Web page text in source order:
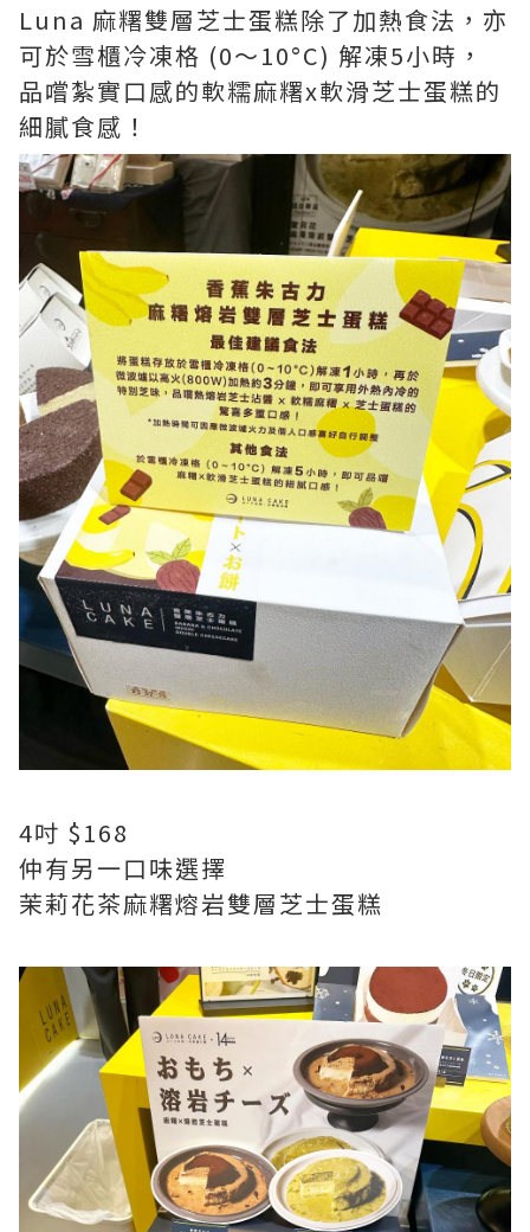
Luna 麻糬雙層芝士蛋糕除了加熱食法，亦
可於雪櫃冷凍格 (0～10°C) 解凍5小時，
品嚐紮實口感的軟糯麻糬x軟滑芝士蛋糕的
細膩食感！
4吋 $168
仲有另一口味選擇
茉莉花茶麻糬熔岩雙層芝士蛋糕